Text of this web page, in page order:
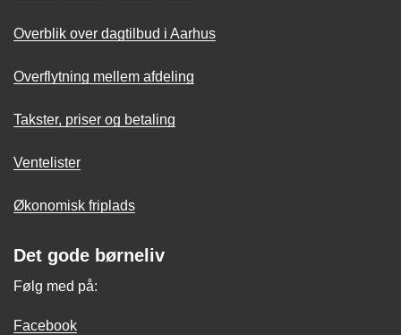
Overblik over dagtilbud i Aarhus
Overflytning mellem afdeling
Takster, priser og betaling
Ventelister
Økonomisk friplads
Det gode børneliv
Følg med på:
Facebook